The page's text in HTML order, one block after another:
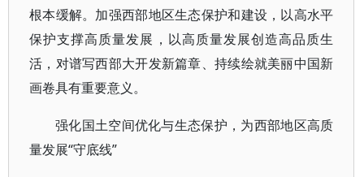
根本缓解。加强西部地区生态保护和建设，以高水平
保护支撑高质量发展，以高质量发展创造高品质生
活，对谱写西部大开发新篇章、持续绘就美丽中国新
画卷具有重要意义。
强化国土空间优化与生态保护，为西部地区高质
量发展“守底线”